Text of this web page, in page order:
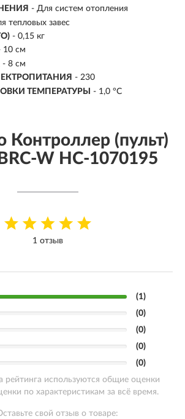
- Для систем отопления
тепловых завес
- 0,15 кг
10 см
- 8 см
- 230
ТЕМПЕРАТУРЫ
- 1,0 °С
Контроллер (пульт)
W HC-1070195
1 отзыв
(1)
(0)
(0)
(0)
(0)
рейтинга используются общие оценки
по характеристикам за всё время.
свой отзыв о товаре: